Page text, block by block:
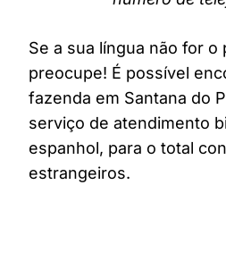
Se a sua língua não for
preocupe! É possível
fazenda em Santana do
serviço de atendimento
espanhol, para o total
estrangeiros.